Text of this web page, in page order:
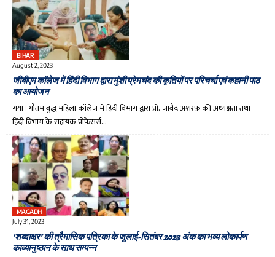
BIHAR
August 2, 2023
जीबीएम कॉलेज में हिंदी विभाग द्वारा मुंशी प्रेमचंद की कृतियों पर परिचर्चा एवं कहानी पाठ
का आयोजन
गया। गौतम बुद्ध महिला कॉलेज में हिंदी विभाग द्वारा प्रो. जावैद अशरफ़ की अध्यक्षता तथा
हिंदी विभाग के सहायक प्रोफेसर्स…
MAGADH
July 31, 2023
‘शब्दाक्षर’ की त्रैमासिक पत्रिका के जुलाई-सितंबर 2023 अंक का भव्य लोकार्पण
काव्यानुष्ठान के साथ सम्पन्न